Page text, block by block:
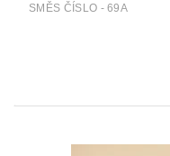
SMĚS ČÍSLO - 69A